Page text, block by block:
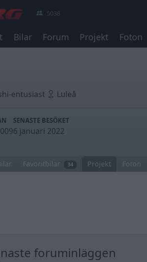
5038
Bilar Forum Projekt Foton
entusiast Luleå
SENASTE BESÖKET
6 januari 2022
Favoritbilar 34 Projekt Foton
foruminläggen